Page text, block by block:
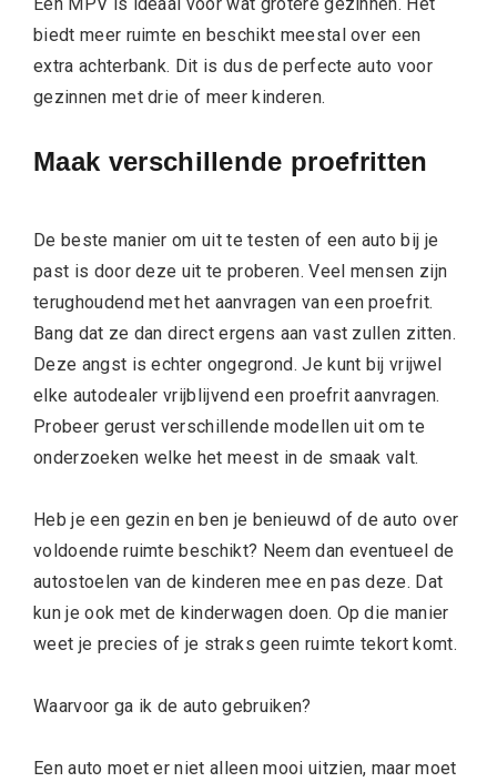
biedt meer ruimte en beschikt meestal over een
extra achterbank. Dit is dus de perfecte auto voor
gezinnen met drie of meer kinderen.
Maak verschillende proefritten
De beste manier om uit te testen of een auto bij je
past is door deze uit te proberen. Veel mensen zijn
terughoudend met het aanvragen van een proefrit.
Bang dat ze dan direct ergens aan vast zullen zitten.
Deze angst is echter ongegrond. Je kunt bij vrijwel
elke autodealer vrijblijvend een proefrit aanvragen.
Probeer gerust verschillende modellen uit om te
onderzoeken welke het meest in de smaak valt.
Heb je een gezin en ben je benieuwd of de auto over
voldoende ruimte beschikt? Neem dan eventueel de
autostoelen van de kinderen mee en pas deze. Dat
kun je ook met de kinderwagen doen. Op die manier
weet je precies of je straks geen ruimte tekort komt.
Waarvoor ga ik de auto gebruiken?
Een auto moet er niet alleen mooi uitzien, maar moet